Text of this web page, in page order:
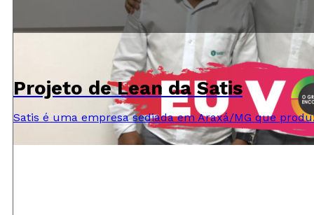
Projeto de Lean da Satis
Satis é uma empresa sediada em Araxá/MG que